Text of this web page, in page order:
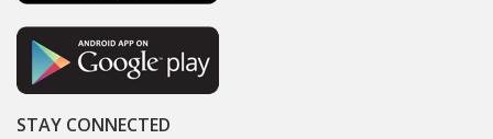
STAY CONNECTED